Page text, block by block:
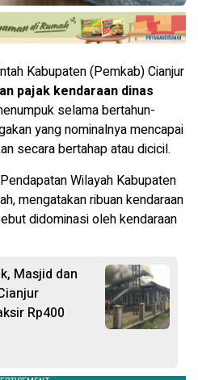
Kabupaten (Pemkab) Cianjur
pajak kendaraan dinas
selama bertahun-
yang nominalnya mencapai
secara bertahap atau dicicil.
Wilayah Kabupaten
mengatakan ribuan kendaraan
didominasi oleh kendaraan
Masjid dan
Rp400